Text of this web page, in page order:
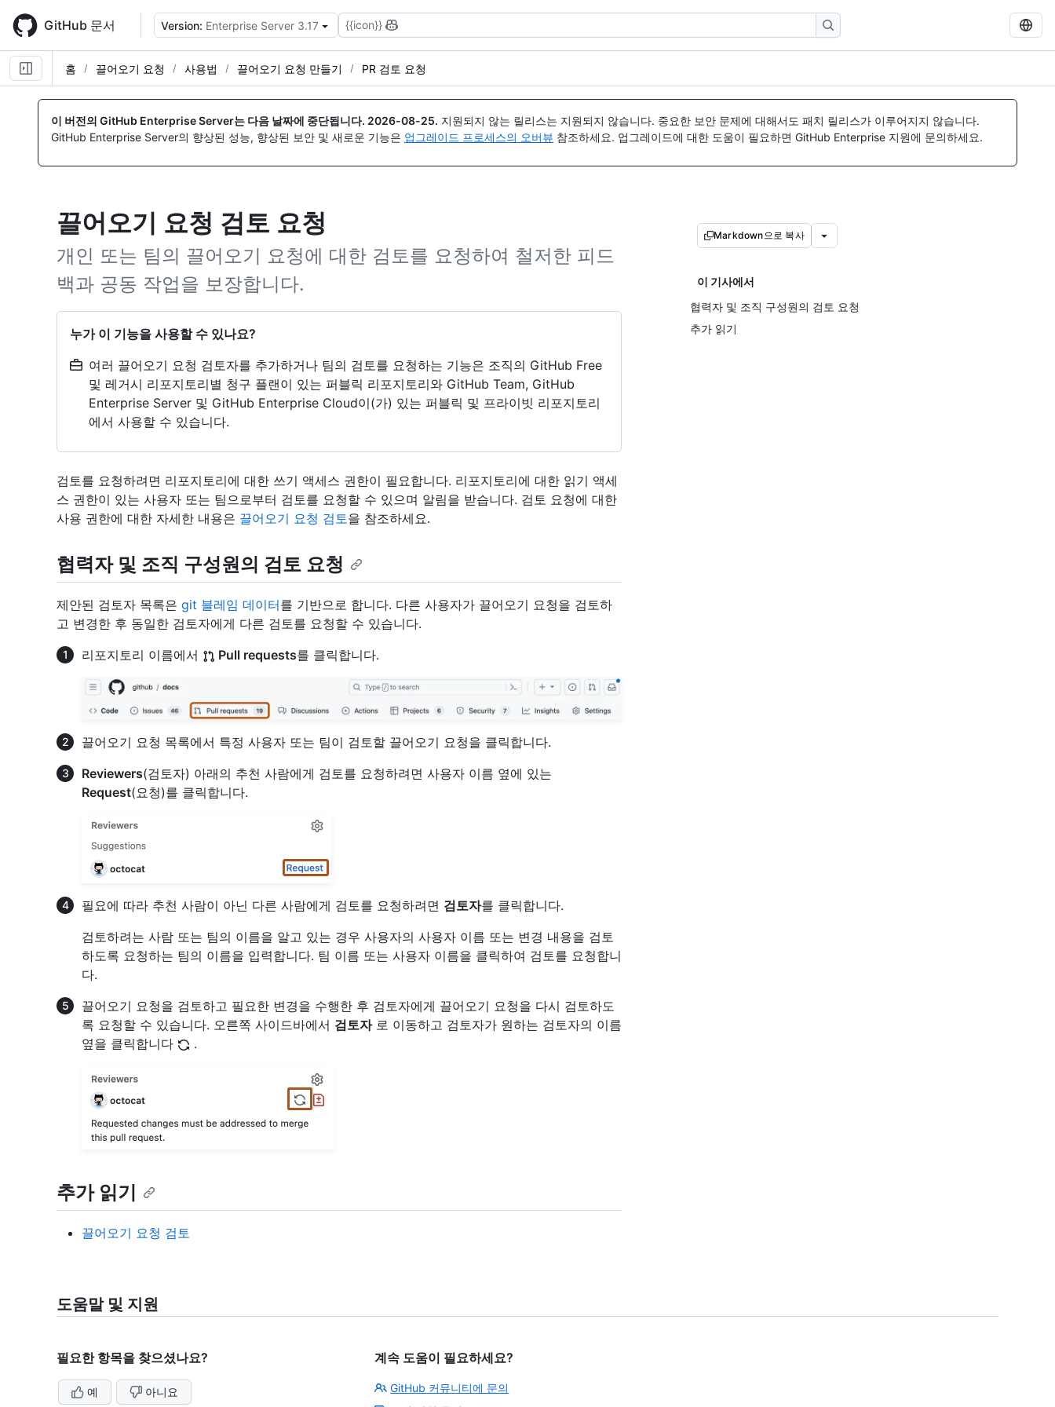
main
content
GitHub 문서 Version: Enterprise Server 3.17 {{icon}}
홈 끌어오기 요청 사용법 끌어오기 요청 만들기 PR 검토 요청
이 버전의 GitHub Enterprise Server는 다음 날짜에 중단됩니다. 2026-08-25. 지원되지 않는 릴리스는 지원되지 않습니다. 중요한 보안 문제에 대해서도 패치 릴리스가 이루어지지 않습니다.
GitHub Enterprise Server의 향상된 성능, 향상된 보안 및 새로운 기능은 업그레이드 프로세스의 오버뷰 참조하세요. 업그레이드에 대한 도움이 필요하면 GitHub Enterprise 지원에 문의하세요.
끌어오기 요청 검토 요청
개인 또는 팀의 끌어오기 요청에 대한 검토를 요청하여 철저한 피드
백과 공동 작업을 보장합니다.
누가 이 기능을 사용할 수 있나요?
여러 끌어오기 요청 검토자를 추가하거나 팀의 검토를 요청하는 기능은 조직의 GitHub Free
및 레거시 리포지토리별 청구 플랜이 있는 퍼블릭 리포지토리와 GitHub Team, GitHub
Enterprise Server 및 GitHub Enterprise Cloud이(가) 있는 퍼블릭 및 프라이빗 리포지토리
에서 사용할 수 있습니다.
Markdown으로 복사
이 기사에서
협력자 및 조직 구성원의 검토 요청
추가 읽기
검토를 요청하려면 리포지토리에 대한 쓰기 액세스 권한이 필요합니다. 리포지토리에 대한 읽기 액세
스 권한이 있는 사용자 또는 팀으로부터 검토를 요청할 수 있으며 알림을 받습니다. 검토 요청에 대한
사용 권한에 대한 자세한 내용은 끌어오기 요청 검토을 참조하세요.
협력자 및 조직 구성원의 검토 요청
제안된 검토자 목록은 git 블레임 데이터를 기반으로 합니다. 다른 사용자가 끌어오기 요청을 검토하
고 변경한 후 동일한 검토자에게 다른 검토를 요청할 수 있습니다.
리포지토리 이름에서
Pull requests를 클릭합니다.
끌어오기 요청 목록에서 특정 사용자 또는 팀이 검토할 끌어오기 요청을 클릭합니다.
Reviewers(검토자) 아래의 추천 사람에게 검토를 요청하려면 사용자 이름 옆에 있는
Request(요청)를 클릭합니다.
필요에 따라 추천 사람이 아닌 다른 사람에게 검토를 요청하려면 검토자를 클릭합니다.
검토하려는 사람 또는 팀의 이름을 알고 있는 경우 사용자의 사용자 이름 또는 변경 내용을 검토
하도록 요청하는 팀의 이름을 입력합니다. 팀 이름 또는 사용자 이름을 클릭하여 검토를 요청합니
다.
끌어오기 요청을 검토하고 필요한 변경을 수행한 후 검토자에게 끌어오기 요청을 다시 검토하도
록 요청할 수 있습니다. 오른쪽 사이드바에서 검토자로 이동하고 검토자가 원하는 검토자의 이름
옆을 클릭합니다
.
추가 읽기
끌어오기 요청 검토
도움말 및 지원
필요한 항목을 찾으셨나요?
예 아니요
계속 도움이 필요하세요?
GitHub 커뮤니티에 문의